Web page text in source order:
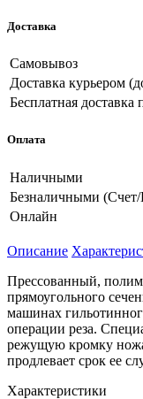
Доставка
Самовывоз
Доставка курьером
Бесплатная доставка
Оплата
Наличными
Безналичными
Онлайн
Описание
Прессованный,
прямоугольного
машинах
операции реза.
режущую кромку
продлевает срок ее
Характеристики